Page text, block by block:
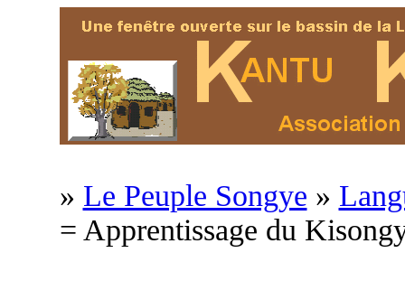
» Le Peuple Songye »
= Apprentissage du